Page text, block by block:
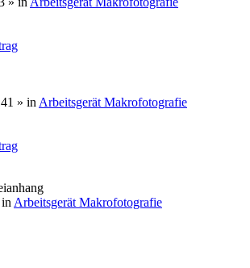
» in Arbeitsgerät Makrofotografie
Arbeitsgerät Makrofotografie